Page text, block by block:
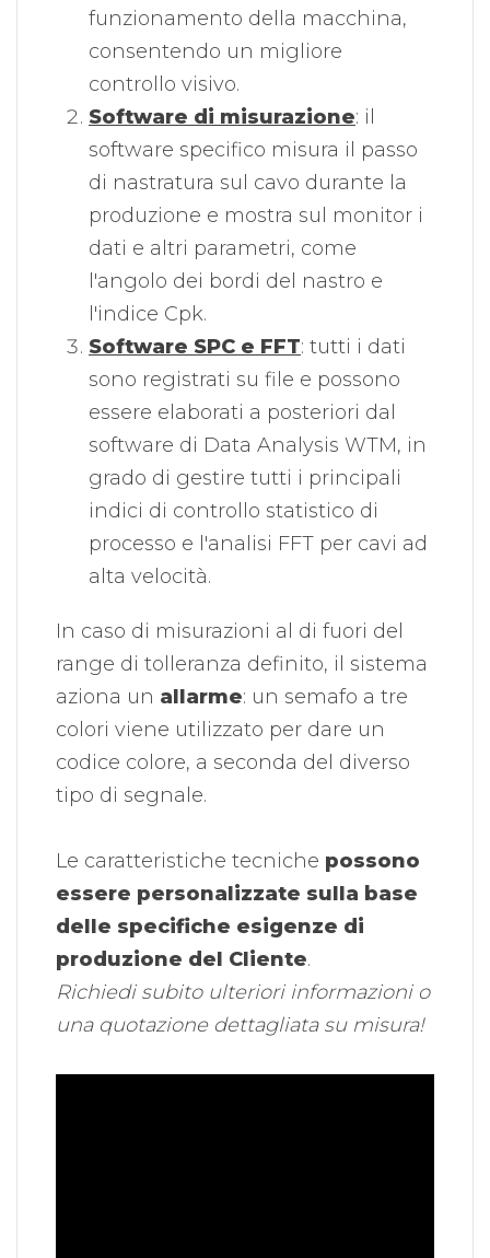
funzionamento della macchina,
consentendo un migliore
controllo visivo.
Software di misurazione: il
software specifico misura il passo
di nastratura sul cavo durante la
produzione e mostra sul monitor i
dati e altri parametri, come
l'angolo dei bordi del nastro e
l'indice Cpk.
Software SPC e FFT: tutti i dati
sono registrati su file e possono
essere elaborati a posteriori dal
software di Data Analysis WTM, in
grado di gestire tutti i principali
indici di controllo statistico di
processo e l'analisi FFT per cavi ad
alta velocità.
In caso di misurazioni al di fuori del
range di tolleranza definito, il sistema
aziona un allarme: un semafo a tre
colori viene utilizzato per dare un
codice colore, a seconda del diverso
tipo di segnale.
Le caratteristiche tecniche possono
essere personalizzate sulla base
delle specifiche esigenze di
produzione del Cliente.
Richiedi subito ulteriori informazioni o
una quotazione dettagliata su misura!